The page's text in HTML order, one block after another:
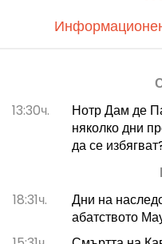
13:30ч.
Нотр Дам де
няколко дни
да се
18:31ч.
Дни на
абатството